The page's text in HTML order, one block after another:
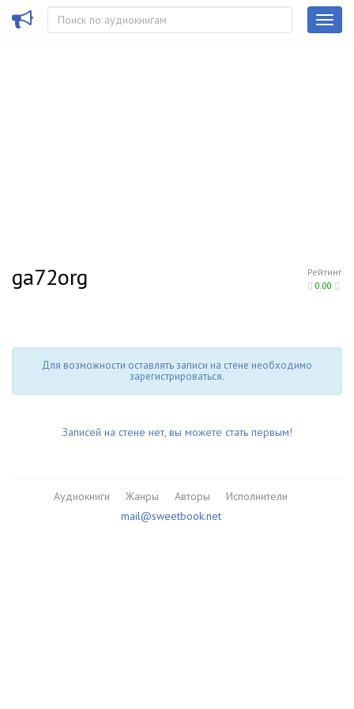
Рейтинг
0.00
ga72org
Для возможности оставлять записи на стене необходимо
зарегистрироваться.
Записей на стене нет, вы можете стать первым!
Аудиокниги Жанры Авторы
Исполнители
mail@sweetbook.net